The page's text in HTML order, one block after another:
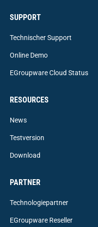
SUPPORT
Technischer Support
Online Demo
EGroupware Cloud Status
RESOURCES
News
Testversion
Download
PARTNER
Technologiepartner
EGroupware Reseller